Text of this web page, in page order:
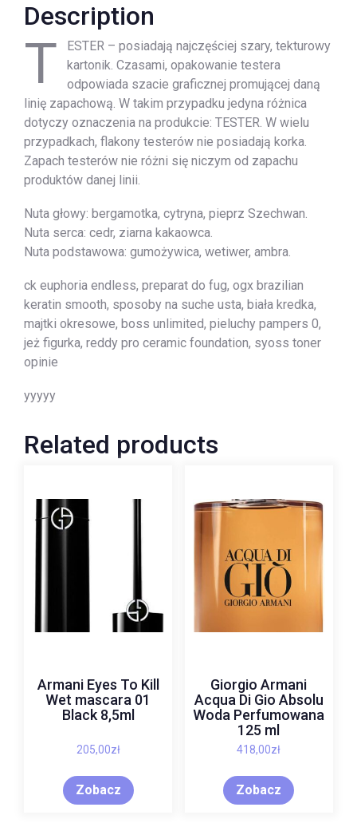
Description
T
ESTER – posiadają najczęściej szary, tekturowy
kartonik. Czasami, opakowanie testera
odpowiada szacie graficznej promującej daną
linię zapachową. W takim przypadku jedyna różnica
dotyczy oznaczenia na produkcie: TESTER. W wielu
przypadkach, flakony testerów nie posiadają korka.
Zapach testerów nie różni się niczym od zapachu
produktów danej linii.
Nuta głowy: bergamotka, cytryna, pieprz Szechwan.
Nuta serca: cedr, ziarna kakaowca.
Nuta podstawowa: gumożywica, wetiwer, ambra.
ck euphoria endless, preparat do fug, ogx brazilian
keratin smooth, sposoby na suche usta, biała kredka,
majtki okresowe, boss unlimited, pieluchy pampers 0,
jeż figurka, reddy pro ceramic foundation, syoss toner
opinie
yyyyy
Related products
Armani Eyes To Kill
Wet mascara 01
Black 8,5ml
205,00zł
Zobacz
Giorgio Armani
Acqua Di Gio Absolu
Woda Perfumowana
125 ml
418,00zł
Zobacz